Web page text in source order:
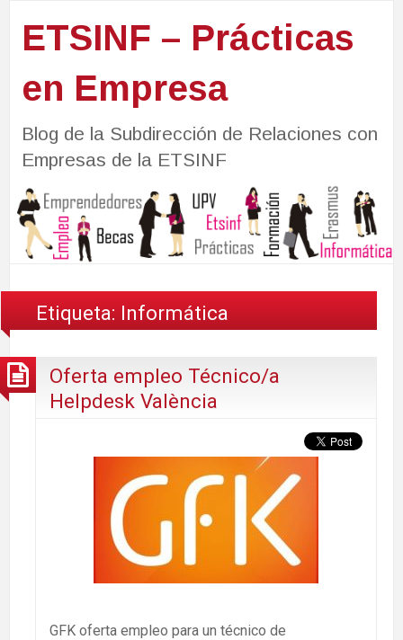
ETSINF – Prácticas
en Empresa
Blog de la Subdirección de Relaciones con
Empresas de la ETSINF
Etiqueta: Informática
Oferta empleo Técnico/a
Helpdesk València
GFK oferta empleo para un técnico de